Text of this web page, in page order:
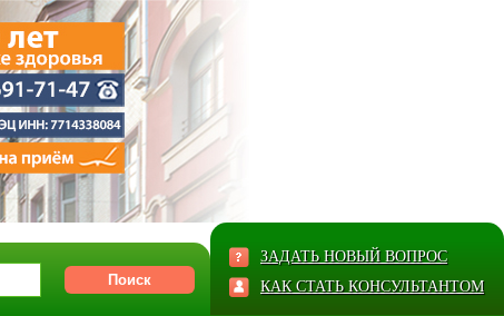
ЗАДАТЬ НОВЫЙ ВОПРОС
КАК СТАТЬ КОНСУЛЬТАНТОМ